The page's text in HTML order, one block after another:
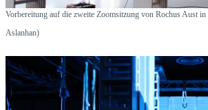
Vorbereitung auf die zweite Zoomsitzung von Rochus Aust
Aslanhan)